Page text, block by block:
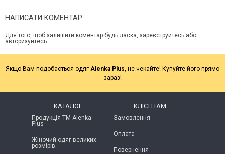
НАПИСАТИ КОМЕНТАР
Для того, щоб залишити коментар будь ласка, зареєструйтесь або
авторизуйтесь
Якщо Вам подобається одяг Alenka Plus, не чекайте! Купуйте його прямо
зараз!
КАТАЛОГ
Продукція ТМ Alenka
Plus
Жіночий одяг великих
розмірів
КЛІЄНТАМ
Замовлення
Оплата
Повернення